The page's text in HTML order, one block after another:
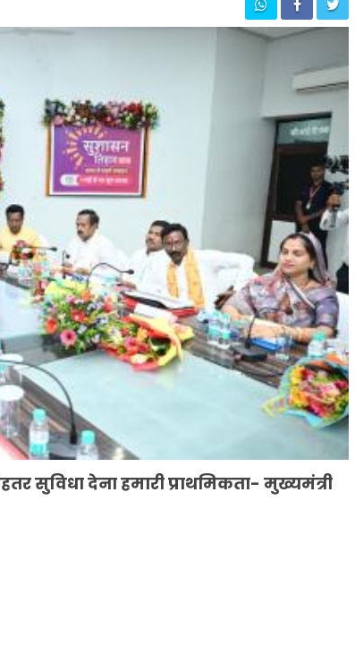
देना हमारी प्राथमिकता- मुख्यमंत्री